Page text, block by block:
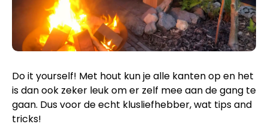
Do it yourself! Met hout kun je alle kanten op en het
is dan ook zeker leuk om er zelf mee aan de gang te
gaan. Dus voor de echt klusliefhebber, wat tips and
tricks!